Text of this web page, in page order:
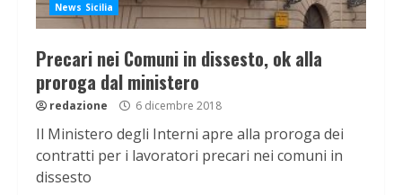
News Sicilia
Precari nei Comuni in dissesto, ok alla
proroga dal ministero
redazione 6 dicembre 2018
Il Ministero degli Interni apre alla proroga dei
contratti per i lavoratori precari nei comuni in
dissesto